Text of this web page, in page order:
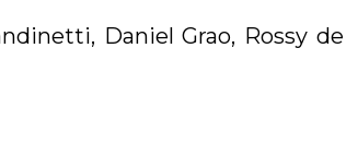
Daniel Grao, Rossy de